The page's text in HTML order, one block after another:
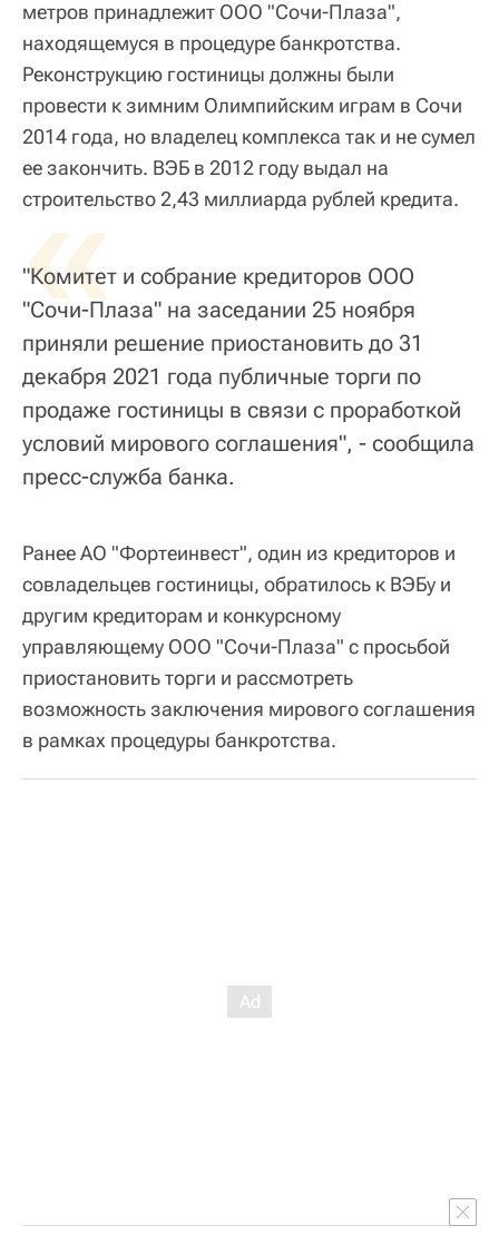
метров принадлежит ООО "Сочи-Плаза",
находящемуся в процедуре банкротства.
Реконструкцию гостиницы должны были
провести к зимним Олимпийским играм в Сочи
2014 года, но владелец комплекса так и не сумел
ее закончить. ВЭБ в 2012 году выдал на
строительство 2,43 миллиарда рублей кредита.
«
"Комитет и собрание кредиторов ООО
"Сочи-Плаза" на заседании 25 ноября
приняли решение приостановить до 31
декабря 2021 года публичные торги по
продаже гостиницы в связи с проработкой
условий мирового соглашения", - сообщила
пресс-служба банка.
Ранее АО "Фортеинвест", один из кредиторов и
совладельцев гостиницы, обратилось к ВЭБу и
другим кредиторам и конкурсному
управляющему ООО "Сочи-Плаза" с просьбой
приостановить торги и рассмотреть
возможность заключения мирового соглашения
в рамках процедуры банкротства.